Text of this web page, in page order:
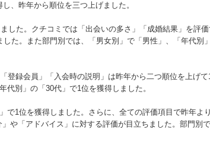
、昨年から順位を三つ上げました。
した。クチコミでは「出会いの多さ」「成婚結果」を評
た。また部門別では、「男女別」で「男性」、「年代別
登録会員」「入会時の説明」は昨年から二つ順位を上げ
別」の「30代」で1位を獲得しました。
で1位を獲得しました。さらに、全ての評価項目で昨年
や「アドバイス」に対する評価が目立ちました。部門別